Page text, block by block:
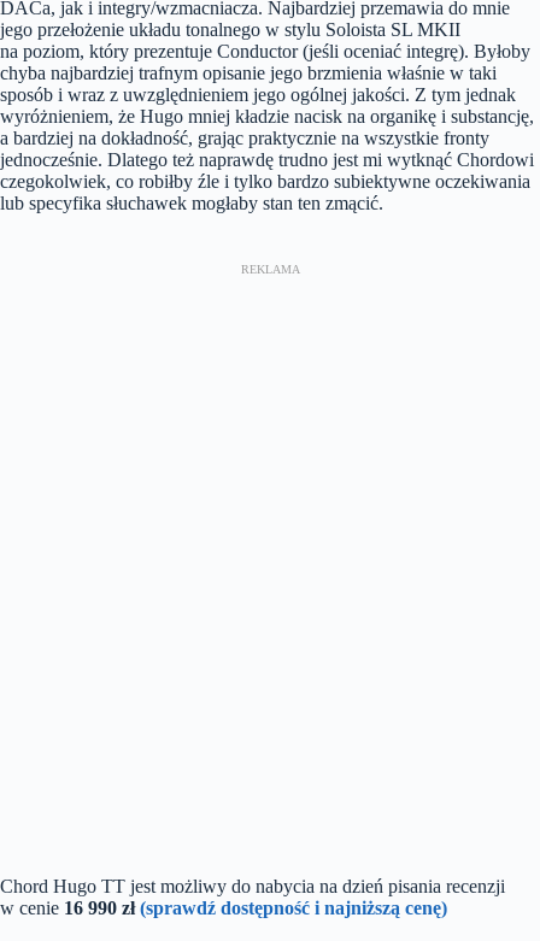
DACa, jak i integry/wzmacniacza. Najbardziej przemawia do mnie
jego przełożenie układu tonalnego w stylu Soloista SL MKII
na poziom, który prezentuje Conductor (jeśli oceniać integrę). Byłoby
chyba najbardziej trafnym opisanie jego brzmienia właśnie w taki
sposób i wraz z uwzględnieniem jego ogólnej jakości. Z tym jednak
wyróżnieniem, że Hugo mniej kładzie nacisk na organikę i substancję,
a bardziej na dokładność, grając praktycznie na wszystkie fronty
jednocześnie. Dlatego też naprawdę trudno jest mi wytknąć Chordowi
czegokolwiek, co robiłby źle i tylko bardzo subiektywne oczekiwania
lub specyfika słuchawek mogłaby stan ten zmącić.
Chord Hugo TT jest możliwy do nabycia na dzień pisania recenzji
w cenie 16 990 zł (sprawdź dostępność i najniższą cenę)